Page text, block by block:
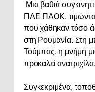
Μια βαθιά
ΠΑΕ ΠΑΟΚ,
που χάθηκαν τόσο
στη Ρουμανία. Στη
Τούμπας, η μνήμη
προκαλεί ανατριχίλα.
Συγκεκριμένα,